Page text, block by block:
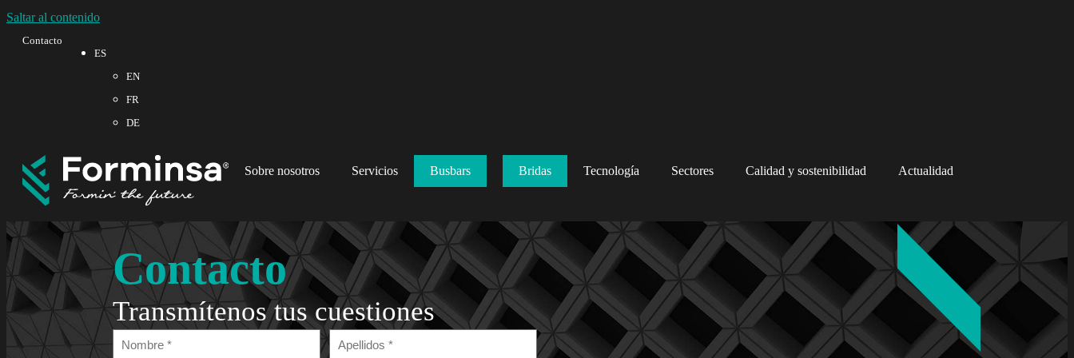
Saltar al contenido
Contacto
ES
EN
FR
DE
Sobre nosotros Servicios Busbars Bridas Tecnología Sectores Calidad y sostenibilidad Actualidad
Contacto
Transmítenos tus cuestiones
Nombre Apellidos